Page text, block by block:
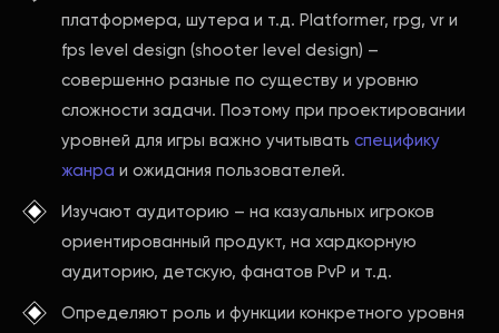
платформера, шутера и т.д. Рlatformer, rpg, vr и
fps level design (shooter level design) –
совершенно разные по существу и уровню
сложности задачи. Поэтому при проектировании
уровней для игры важно учитывать специфику
жанра и ожидания пользователей.
Изучают аудиторию – на казуальных игроков
ориентированный продукт, на хардкорную
аудиторию, детскую, фанатов PvP и т.д.
Определяют роль и функции конкретного уровня